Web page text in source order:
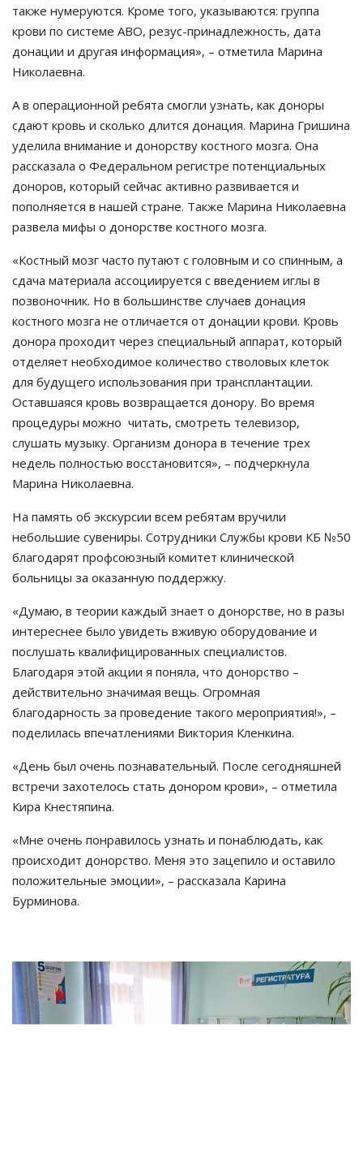
также нумеруются. Кроме того, указываются: группа
крови по системе АВО, резус-принадлежность, дата
донации и другая информация», – отметила Марина
Николаевна.
А в операционной ребята смогли узнать, как доноры
сдают кровь и сколько длится донация. Марина Гришина
уделила внимание и донорству костного мозга. Она
рассказала о Федеральном регистре потенциальных
доноров, который сейчас активно развивается и
пополняется в нашей стране. Также Марина Николаевна
развела мифы о донорстве костного мозга.
«Костный мозг часто путают с головным и со спинным, а
сдача материала ассоциируется с введением иглы в
позвоночник. Но в большинстве случаев донация
костного мозга не отличается от донации крови. Кровь
донора проходит через специальный аппарат, который
отделяет необходимое количество стволовых клеток
для будущего использования при трансплантации.
Оставшаяся кровь возвращается донору. Во время
процедуры можно читать, смотреть телевизор,
слушать музыку. Организм донора в течение трех
недель полностью восстановится», – подчеркнула
Марина Николаевна.
На память об экскурсии всем ребятам вручили
небольшие сувениры. Сотрудники Службы крови КБ №50
благодарят профсоюзный комитет клинической
больницы за оказанную поддержку.
«Думаю, в теории каждый знает о донорстве, но в разы
интереснее было увидеть вживую оборудование и
послушать квалифицированных специалистов.
Благодаря этой акции я поняла, что донорство –
действительно значимая вещь. Огромная
благодарность за проведение такого мероприятия!», –
поделилась впечатлениями Виктория Кленкина.
«День был очень познавательный. После сегодняшней
встречи захотелось стать донором крови», – отметила
Кира Кнестяпина.
«Мне очень понравилось узнать и понаблюдать, как
происходит донорство. Меня это зацепило и оставило
положительные эмоции», – рассказала Карина
Бурминова.